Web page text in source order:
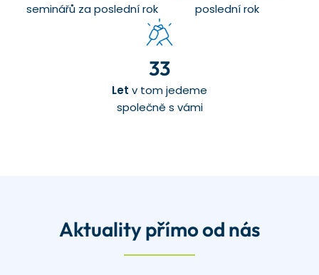
seminářů za poslední rok
poslední rok
33
Let v tom jedeme
společně s vámi
Aktuality přímo od nás